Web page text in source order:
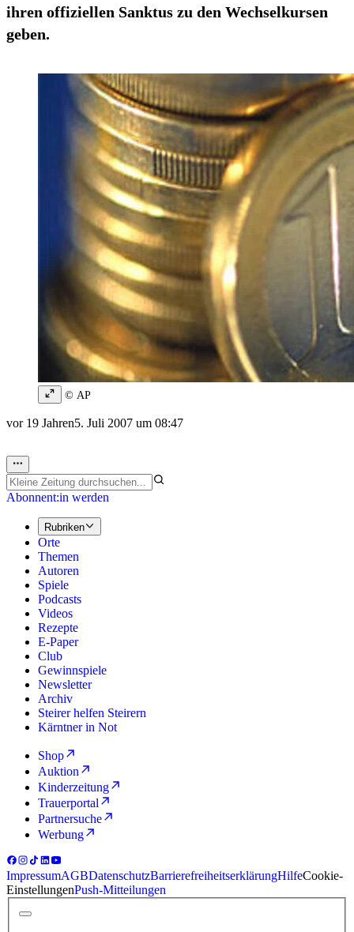
ihren offiziellen Sanktus zu den Wechselkursen
geben.
© AP
vor 19 Jahren5. Juli 2007 um 08:47
Abonnent:in werden
Rubriken
Orte
Themen
Autoren
Spiele
Podcasts
Videos
Rezepte
E-Paper
Club
Gewinnspiele
Newsletter
Archiv
Steirer helfen Steirern
Kärntner in Not
Shop
Auktion
Kinderzeitung
Trauerportal
Partnersuche
Werbung
ImpressumAGBDatenschutzBarrierefreiheitserklärungHilfeCookie-
EinstellungenPush-Mitteilungen